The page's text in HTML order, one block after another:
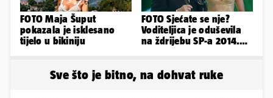
FOTO Maja Šuput
pokazala je isklesano
tijelo u bikiniju
FOTO Sjećate se nje?
Voditeljica je oduševila
na ždrijebu SP-a 2014.
Sve što je bitno, na dohvat ruke